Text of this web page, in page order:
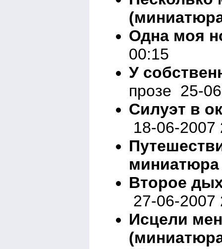
Одна моя
00:15
У
прозе 25-
Силуэт в
18-06-2007
миниатюра
Второе
27-06-2007
Исцели